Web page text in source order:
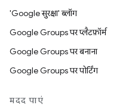
'Google सुरक्षा' ब्लॉग
Google Groups पर प्लैटफ़ॉर्म
Google Groups पर बनाना
Google Groups पर पोर्टिंग
मदद पाएं